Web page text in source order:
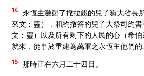
14 永恆主激動了撒拉鐵的兒子猶大省長
來文：靈）﹐和約撒答的兒子大祭司約
文：靈）以及所有剩下的人民的心（希
就來﹐從事於重建為萬軍之永恆主他們的
15 那時正在六月二十四日。